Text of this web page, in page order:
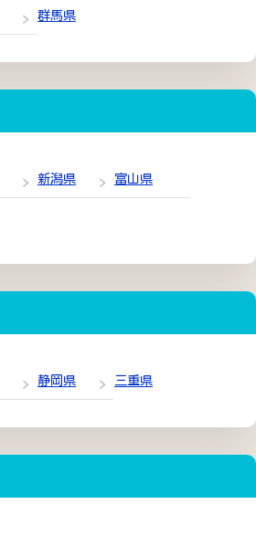
群馬県
新潟県 富山県
静岡県 三重県